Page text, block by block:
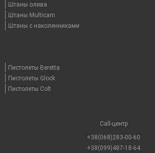
Штаны олива
Штаны Multicam
Штаны с наколенниками
Пистолеты Beretta
Пистолеты Glock
Пистолеты Colt
Call-центр
+38(068)283-00-60
+38(099)487-18-64